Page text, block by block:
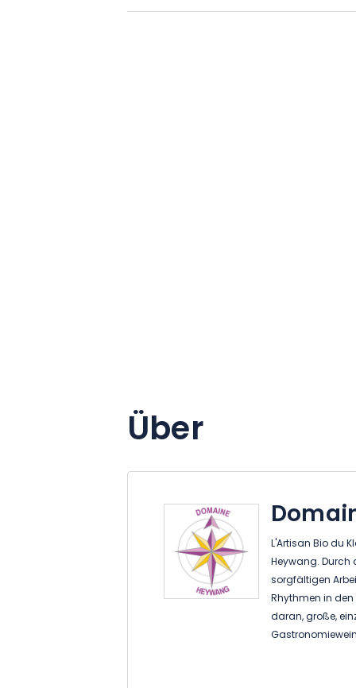
Über
L'Artisan Bio du
Heywang. Durch
sorgfältigen
Rhythmen in den
daran, große,
Persönlichkeit